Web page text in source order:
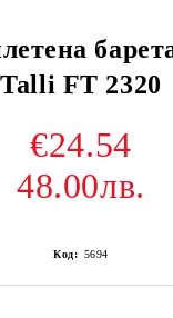
Talli FT 2320
€24.54
48.00лв.
Код: 5694